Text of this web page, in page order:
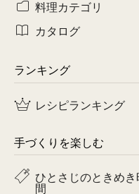
料理カテゴリ
カタログ
ランキング
レシピランキング
手づくりを楽しむ
ひとさじのときめき
間